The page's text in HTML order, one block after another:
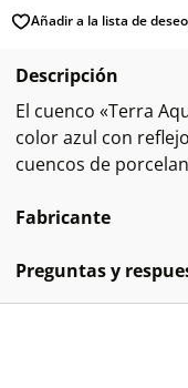
Añadir a la lista de
Descripción
El cuenco «Terra
color azul con
cuencos de
Fabricante
Preguntas y